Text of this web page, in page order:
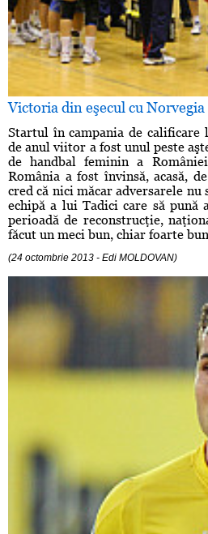
Victoria din eşecul cu Norvegia
Startul în campania de calificare
de anul viitor a fost unul peste
de handbal feminin a
România a fost învinsă, acasă,
cred că nici măcar adversarele nu
echipă a lui Tadici care să pună
perioadă de reconstrucţie,
făcut un meci bun, chiar foarte
(24 octombrie 2013 - Edi MOLDOVAN)